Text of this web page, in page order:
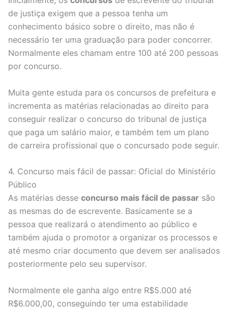
de justiça exigem que a pessoa tenha um
conhecimento básico sobre o direito, mas não é
necessário ter uma graduação para poder concorrer.
Normalmente eles chamam entre 100 até 200 pessoas
por concurso.
Muita gente estuda para os concursos de prefeitura e
incrementa as matérias relacionadas ao direito para
conseguir realizar o concurso do tribunal de justiça
que paga um salário maior, e também tem um plano
de carreira profissional que o concursado pode seguir.
4. Concurso mais fácil de passar: Oficial do Ministério
Público
As matérias desse concurso mais fácil de passar são
as mesmas do de escrevente. Basicamente se a
pessoa que realizará o atendimento ao público e
também ajuda o promotor a organizar os processos e
até mesmo criar documento que devem ser analisados
posteriormente pelo seu supervisor.
Normalmente ele ganha algo entre R$5.000 até
R$6.000,00, conseguindo ter uma estabilidade